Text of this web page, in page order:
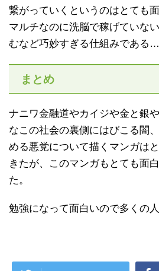
繋がっていくというのはとても面
マルチなのに洗脳で稼げていな
むなど巧妙すぎる仕組みである…
まとめ
ナニワ金融道やカイジや金と銀
なこの社会の裏側にはびこる闇
める悪党について描くマンガは
きたが、このマンガもとても面
た。
勉強になって面白いので多くの